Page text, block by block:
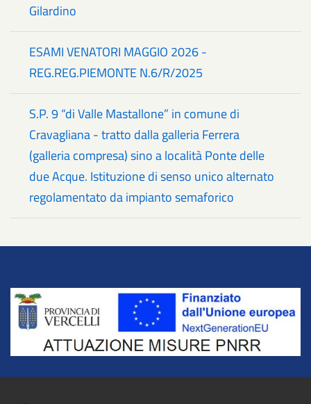
Gilardino
ESAMI VENATORI MAGGIO 2026 -
REG.REG.PIEMONTE N.6/R/2025
S.P. 9 “di Valle Mastallone” in comune di
Cravagliana - tratto dalla galleria Ferrera
(galleria compresa) sino a località Ponte delle
due Acque. Istituzione di senso unico alternato
regolamentato da impianto semaforico
Title